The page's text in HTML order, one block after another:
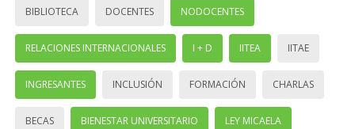
BIBLIOTECA DOCENTES NODOCENTES
RELACIONES INTERNACIONALES I + D IITEA IITAE
INGRESANTES INCLUSIÓN FORMACIÓN CHARLAS
BECAS BIENESTAR UNIVERSITARIO LEY MICAELA